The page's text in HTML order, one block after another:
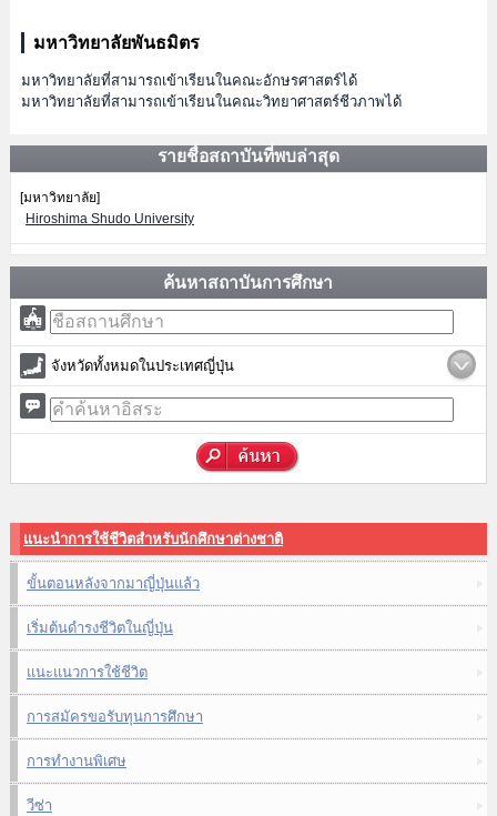
มหาวิทยาลัยพันธมิตร
มหาวิทยาลัยที่สามารถเข้าเรียนในคณะอักษรศาสตร์ได้
มหาวิทยาลัยที่สามารถเข้าเรียนในคณะวิทยาศาสตร์ชีวภาพได้
รายชื่อสถาบันที่พบล่าสุด
[มหาวิทยาลัย]
Hiroshima Shudo University
ค้นหาสถาบันการศึกษา
จังหวัดทั้งหมดในประเทศญี่ปุ่น
แนะนำการใช้ชีวิตสำหรับนักศึกษาต่างชาติ
ขั้นตอนหลังจากมาญี่ปุ่นแล้ว
เริ่มต้นดำรงชีวิตในญี่ปุ่น
แนะแนวการใช้ชีวิต
การสมัครขอรับทุนการศึกษา
การทำงานพิเศษ
วีซ่า